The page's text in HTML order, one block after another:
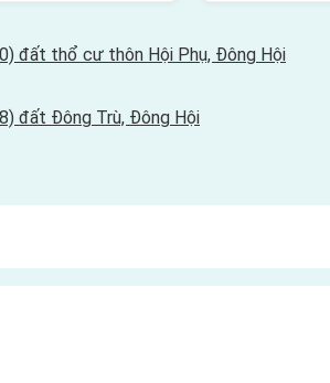
đất thổ cư thôn Hội Phụ, Đông Hội
đất Đông Trù, Đông Hội